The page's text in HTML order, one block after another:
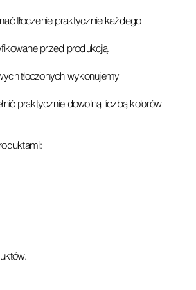
tłoczenie praktycznie każdego
przed produkcją.
tłoczonych wykonujemy
praktycznie dowolną liczbą kolorów